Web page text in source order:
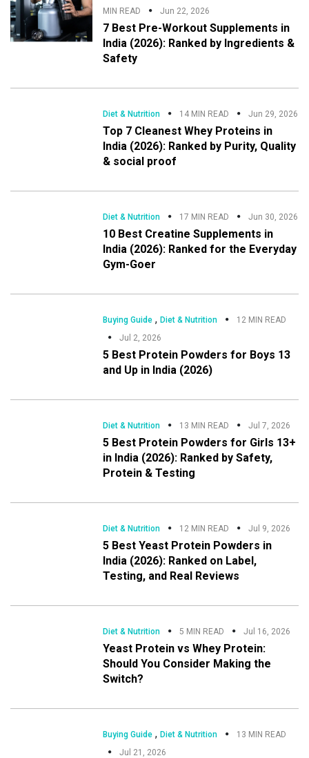
MIN READ
Jun 22, 2026
7 Best Pre-Workout Supplements in
India (2026): Ranked by Ingredients &
Safety
Diet & Nutrition 14 MIN READ Jun 29, 2026
Top 7 Cleanest Whey Proteins in
India (2026): Ranked by Purity, Quality
& social proof
Diet & Nutrition 17 MIN READ Jun 30, 2026
10 Best Creatine Supplements in
India (2026): Ranked for the Everyday
Gym-Goer
Buying Guide ,Diet & Nutrition
12 MIN READ
Jul 2, 2026
5 Best Protein Powders for Boys 13
and Up in India (2026)
Diet & Nutrition 13 MIN READ Jul 7, 2026
5 Best Protein Powders for Girls 13+
in India (2026): Ranked by Safety,
Protein & Testing
Diet & Nutrition 12 MIN READ Jul 9, 2026
5 Best Yeast Protein Powders in
India (2026): Ranked on Label,
Testing, and Real Reviews
Diet & Nutrition 5 MIN READ Jul 16, 2026
Yeast Protein vs Whey Protein:
Should You Consider Making the
Switch?
Buying Guide ,Diet & Nutrition
13 MIN READ
Jul 21, 2026